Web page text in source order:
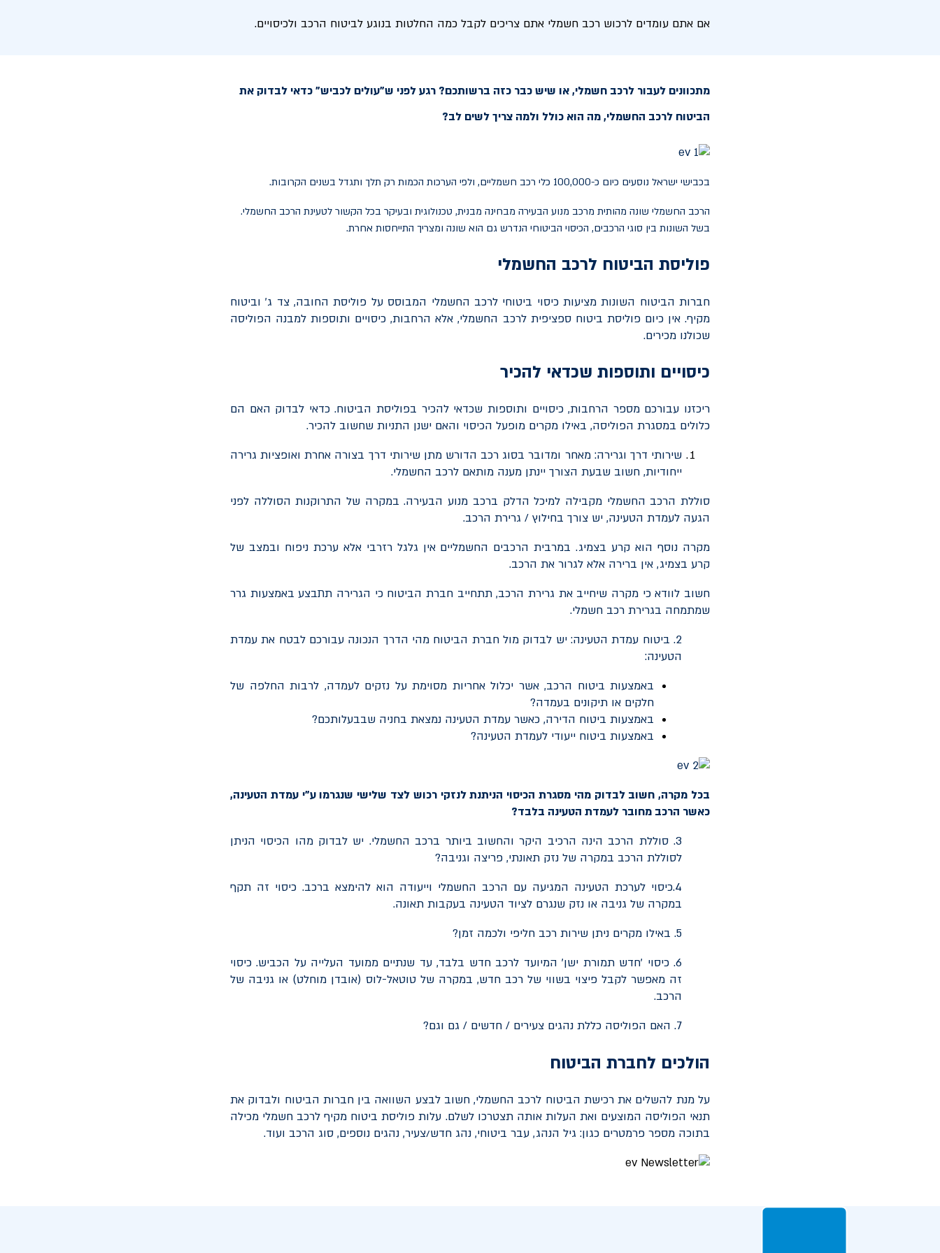
אם אתם עומדים לרכוש רכב חשמלי אתם צריכים לקבל כמה החלטות בנוגע לביטוח הרכב ולכיסויים.
מתכוונים לעבור לרכב חשמלי, או שיש כבר כזה ברשותכם? רגע לפני ש"עולים לכביש" כדאי לבדוק את
הביטוח לרכב החשמלי, מה הוא כולל ולמה צריך לשים לב?
בכבישי ישראל נוסעים כיום כ-100,000 כלי רכב חשמליים, ולפי הערכות הכמות רק תלך ותגדל בשנים הקרובות.
הרכב החשמלי שונה מהותית מרכב מנוע הבעירה מבחינה מבנית, טכנולוגית ובעיקר בכל הקשור לטעינת הרכב החשמלי.
בשל השונות בין סוגי הרכבים, הכיסוי הביטוחי הנדרש גם הוא שונה ומצריך התייחסות אחרת.
פוליסת הביטוח לרכב החשמלי
חברות הביטוח השונות מציעות כיסוי ביטוחי לרכב החשמלי המבוסס על פוליסת החובה, צד ג' וביטוח
מקיף. אין כיום פוליסת ביטוח ספציפית לרכב החשמלי, אלא הרחבות, כיסויים ותוספות למבנה הפוליסה
שכולנו מכירים.
כיסויים ותוספות שכדאי להכיר
ריכזנו עבורכם מספר הרחבות, כיסויים ותוספות שכדאי להכיר בפוליסת הביטוח. כדאי לבדוק האם הם
כלולים במסגרת הפוליסה, באילו מקרים מופעל הכיסוי והאם ישנן התניות שחשוב להכיר.
שירותי דרך וגרירה: מאחר ומדובר בסוג רכב הדורש מתן שירותי דרך בצורה אחרת ואופציות גרירה
ייחודיות, חשוב שבעת הצורך יינתן מענה מותאם לרכב החשמלי.
סוללת הרכב החשמלי מקבילה למיכל הדלק ברכב מנוע הבעירה. במקרה של התרוקנות הסוללה לפני
הגעה לעמדת הטעינה, יש צורך בחילוץ / גרירת הרכב.
מקרה נוסף הוא קרע בצמיג. במרבית הרכבים החשמליים אין גלגל רזרבי אלא ערכת ניפוח ובמצב של
קרע בצמיג, אין ברירה אלא לגרור את הרכב.
חשוב לוודא כי מקרה שיחייב את גרירת הרכב, תתחייב חברת הביטוח כי הגרירה תתבצע באמצעות גרר
שמתמחה בגרירת רכב חשמלי.
2. ביטוח עמדת הטעינה: יש לבדוק מול חברת הביטוח מהי הדרך הנכונה עבורכם לבטח את עמדת
הטעינה:
באמצעות ביטוח הרכב, אשר יכלול אחריות מסוימת על נזקים לעמדה, לרבות החלפה של
חלקים או תיקונים בעמדה?
באמצעות ביטוח הדירה, כאשר עמדת הטעינה נמצאת בחניה שבבעלותכם?
באמצעות ביטוח ייעודי לעמדת הטעינה?
בכל מקרה, חשוב לבדוק מהי מסגרת הכיסוי הניתנת לנזקי רכוש לצד שלישי שנגרמו ע"י עמדת הטעינה,
כאשר הרכב מחובר לעמדת הטעינה בלבד?
3. סוללת הרכב הינה הרכיב היקר והחשוב ביותר ברכב החשמלי. יש לבדוק מהו הכיסוי הניתן
לסוללת הרכב במקרה של נזק תאונתי, פריצה וגניבה?
4.כיסוי לערכת הטעינה המגיעה עם הרכב החשמלי וייעודה הוא להימצא ברכב. כיסוי זה תקף
במקרה של גניבה או נזק שנגרם לציוד הטעינה בעקבות תאונה.
5. באילו מקרים ניתן שירות רכב חליפי ולכמה זמן?
6. כיסוי 'חדש תמורת ישן' המיועד לרכב חדש בלבד, עד שנתיים ממועד העלייה על הכביש. כיסוי
זה מאפשר לקבל פיצוי בשווי של רכב חדש, במקרה של טוטאל-לוס (אובדן מוחלט) או גניבה של
הרכב.
7. האם הפוליסה כללת נהגים צעירים / חדשים / גם וגם?
הולכים לחברת הביטוח
על מנת להשלים את רכישת הביטוח לרכב החשמלי, חשוב לבצע השוואה בין חברות הביטוח ולבדוק את
תנאי הפוליסה המוצעים ואת העלות אותה תצטרכו לשלם. עלות פוליסת ביטוח מקיף לרכב חשמלי מכילה
בתוכה מספר פרמטרים כגון: גיל הנהג, עבר ביטוחי, נהג חדש/צעיר, נהגים נוספים, סוג הרכב ועוד.